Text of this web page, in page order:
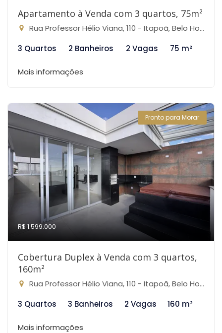
Apartamento à Venda com 3 quartos, 75m²
Rua Professor Hélio Viana, 110 - Itapoã, Belo Horizonte-MG
3 Quartos
2 Banheiros 2 Vagas 75 m²
Mais informações
Pronto para Morar
R$ 1.599.000
Cobertura Duplex à Venda com 3 quartos,
160m²
Rua Professor Hélio Viana, 110 - Itapoã, Belo Horizonte-MG
3 Quartos
3 Banheiros 2 Vagas 160 m²
Mais informações